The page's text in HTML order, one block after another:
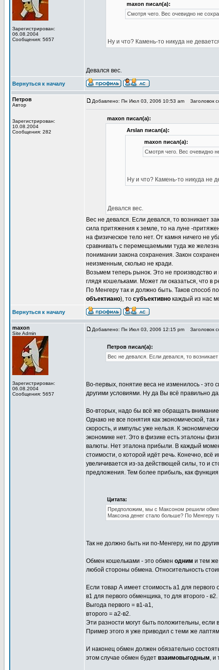
Зарегистрирован:
06.08.2004
Сообщения: 5657
maxon писал(а):
Смотря чего. Вес очевидно не
Ну и что? Камень-то никуда не
Девался вес.
Вернуться к началу
Петров
Автор
Зарегистрирован:
10.08.2004
Сообщения: 282
Добавлено: Пн Июл 03, 2006 10:53 am Заголовок
maxon писал(а):
Arslan писал(а):
maxon писал(а):
Смотря чего. Вес очевидно
Ну и что? Камень-то никуда не
Девался вес.
Вес не девался. Если девался, то возникает
сила притяжения к земле, то на луне -
на физическое тело нет. От камня ничего не
сравнивать с перемещаемыми туда же
понимании закона сохранения. Закон
неизменным, сколько не кради.
Возьмем теперь рынок. Это не
глядя кошельками. Может ли оказаться, что в
По Менгеру так и должно быть. Таков способ
объектиано), то субъективно каждый из нас
Вернуться к началу
maxon
Site Admin
Зарегистрирован:
06.08.2004
Сообщения: 5657
Добавлено: Пн Июл 03, 2006 12:15 pm Заголовок
Петров писал(а):
Вес не девался. Если девался, то
Во-первых, понятие веса не изменилось - это
другими условиями. Ну да Вы всё правильно
Во-вторых, надо бы всё же обращать
Однако не все понятия как экономической,
скорость, и импульс уже нельзя. К
экономике нет. Это в физике есть эталоны
валюты. Нет эталона прибыли. В каждый
стоимости, о которой идёт речь. Конечно, всё
увеличивается из-за действющей силы, то и
предложения. Тем более прибыль, как
Цитата:
Предположим, мы с Максоном решили
Максона денег стало больше? По Менгеру
Так не должно быть ни по-Менгеру, ни по
Обмен кошельками - это обмен одним и тем же
любой стороны обмена. Относительность
Если товар А имеет стоимость а1 для
в1 для первого обменщика, то для второго -
Выгода первого = в1-а1,
второго = а2-в2.
Эти разности могут быть положительны, если
Пример этого я уже приводил с теми же
И наконец обмен должен обязательно
этом случае обмен будет взаимовыгодным, и